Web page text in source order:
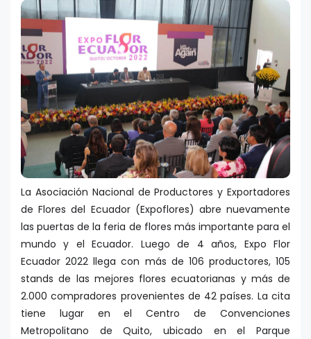
La Asociación Nacional de Productores y Exportadores
de Flores del Ecuador (Expoflores) abre nuevamente
las puertas de la feria de flores más importante para el
mundo y el Ecuador. Luego de 4 años, Expo Flor
Ecuador 2022 llega con más de 106 productores, 105
stands de las mejores flores ecuatorianas y más de
2.000 compradores provenientes de 42 países. La cita
tiene lugar en el Centro de Convenciones
Metropolitano de Quito, ubicado en el Parque